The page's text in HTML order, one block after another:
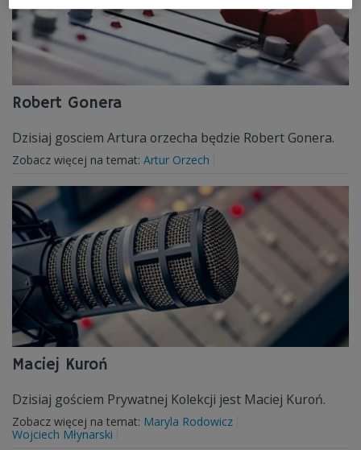
Robert Gonera
Dzisiaj gosciem Artura orzecha będzie Robert Gonera.
Zobacz więcej na temat: Artur Orzech
Maciej Kuroń
Dzisiaj gościem Prywatnej Kolekcji jest Maciej Kuroń.
Zobacz więcej na temat: Maryla Rodowicz
Wojciech Młynarski